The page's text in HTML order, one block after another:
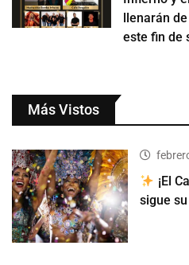
llenarán
este fin de
Más Vistos
¡El
sigue